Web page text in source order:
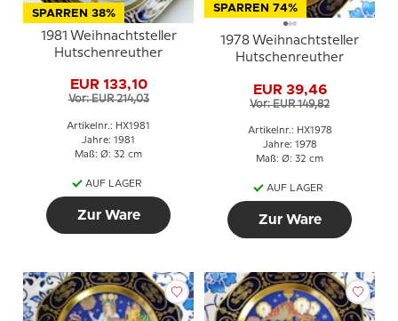
SPARREN 38%
1981 Weihnachtsteller
Hutschenreuther
EUR 133,10
Vor: EUR 214,03
Artikelnr.: HX1981
Jahre: 1981
Maß: Ø: 32 cm
AUF LAGER
Zur Ware
SPARREN 74%
1978 Weihnachtsteller
Hutschenreuther
EUR 39,46
Vor: EUR 149,82
Artikelnr.: HX1978
Jahre: 1978
Maß: Ø: 32 cm
AUF LAGER
Zur Ware